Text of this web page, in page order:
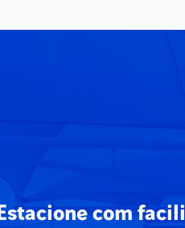
Estacione com